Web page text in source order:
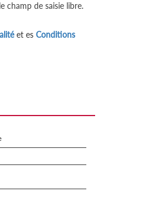
champ de saisie libre.
et es Conditions